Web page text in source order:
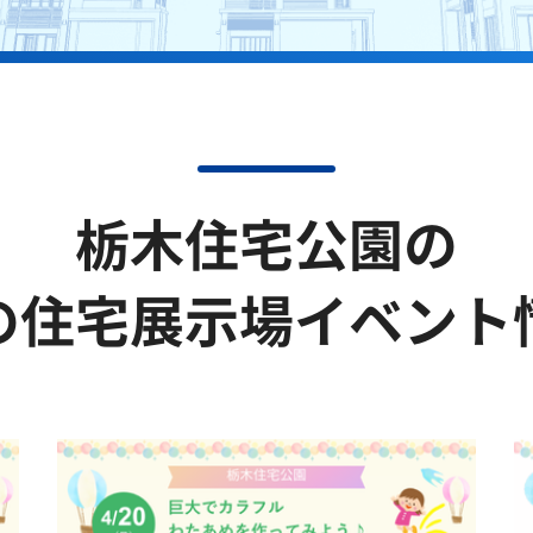
栃木住宅公園の
住宅展示場イベント